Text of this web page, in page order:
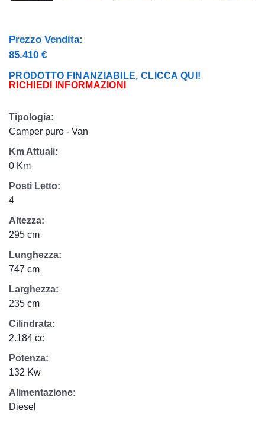
Prezzo Vendita:
85.410 €
PRODOTTO FINANZIABILE, CLICCA QUI!
RICHIEDI INFORMAZIONI
Tipologia:
Camper puro - Van
Km Attuali:
0 Km
Posti Letto:
4
Altezza:
295 cm
Lunghezza:
747 cm
Larghezza:
235 cm
Cilindrata:
2.184 cc
Potenza:
132 Kw
Alimentazione:
Diesel